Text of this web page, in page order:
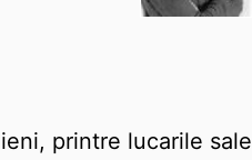
printre lucarile sale